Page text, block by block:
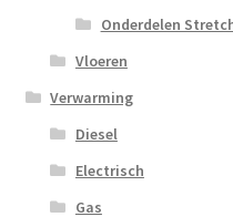
Onderdelen
Vloeren
Verwarming
Diesel
Electrisch
Gas